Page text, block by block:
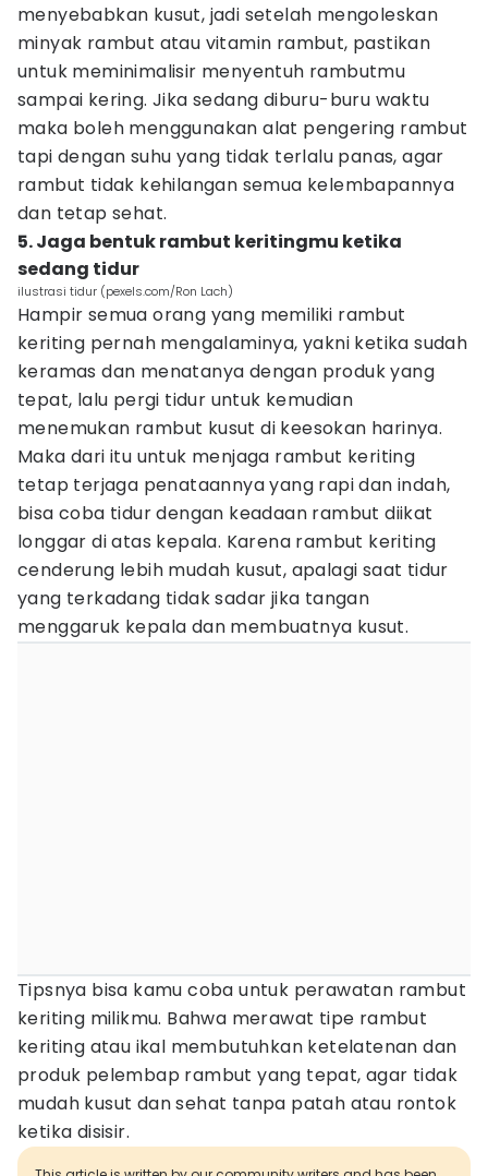
menyebabkan kusut, jadi setelah mengoleskan
minyak rambut atau vitamin rambut, pastikan
untuk meminimalisir menyentuh rambutmu
sampai kering. Jika sedang diburu-buru waktu
maka boleh menggunakan alat pengering rambut
tapi dengan suhu yang tidak terlalu panas, agar
rambut tidak kehilangan semua kelembapannya
dan tetap sehat.
5. Jaga bentuk rambut keritingmu ketika
sedang tidur
ilustrasi tidur (pexels.com/Ron Lach)
Hampir semua orang yang memiliki rambut
keriting pernah mengalaminya, yakni ketika sudah
keramas dan menatanya dengan produk yang
tepat, lalu pergi tidur untuk kemudian
menemukan rambut kusut di keesokan harinya.
Maka dari itu untuk menjaga rambut keriting
tetap terjaga penataannya yang rapi dan indah,
bisa coba tidur dengan keadaan rambut diikat
longgar di atas kepala. Karena rambut keriting
cenderung lebih mudah kusut, apalagi saat tidur
yang terkadang tidak sadar jika tangan
menggaruk kepala dan membuatnya kusut.
Tipsnya bisa kamu coba untuk perawatan rambut
keriting milikmu. Bahwa merawat tipe rambut
keriting atau ikal membutuhkan ketelatenan dan
produk pelembap rambut yang tepat, agar tidak
mudah kusut dan sehat tanpa patah atau rontok
ketika disisir.